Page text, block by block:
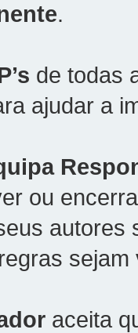
.
de todas
ajudar a
ou
sejam
aceita